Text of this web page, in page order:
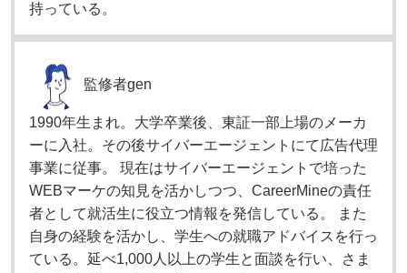
持っている。
監修者gen
1990年生まれ。大学卒業後、東証一部上場のメーカ
ーに入社。その後サイバーエージェントにて広告代理
事業に従事。 現在はサイバーエージェントで培った
WEBマーケの知見を活かしつつ、CareerMineの責任
者として就活生に役立つ情報を発信している。 また
自身の経験を活かし、学生への就職アドバイスを行っ
ている。延べ1,000人以上の学生と面談を行い、さま